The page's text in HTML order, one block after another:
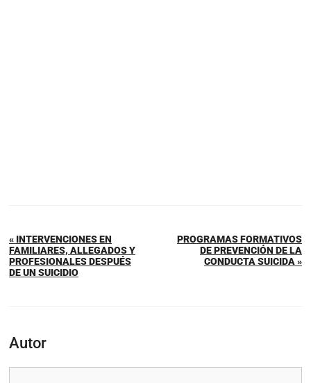
« INTERVENCIONES EN
FAMILIARES, ALLEGADOS Y
PROFESIONALES DESPUÉS
DE UN SUICIDIO
PROGRAMAS FORMATIVOS
DE PREVENCIÓN DE LA
CONDUCTA SUICIDA »
Autor